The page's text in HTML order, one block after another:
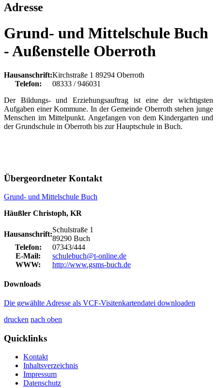
Adresse
Grund- und Mittelschule Buch
- Außenstelle Oberroth
Hausanschrift:Kirchstraße 1 89294 Oberroth
Telefon:
08333 / 946031
Der Bildungs- und Erziehungsauftrag ist eine der wichtigsten
Aufgaben einer Kommune. In der Gemeinde Oberroth stehen junge
Menschen im Mittelpunkt. Angefangen von dem Kindergarten und
der Grundschule in Oberroth bis zur Hauptschule in Buch.
Übergeordneter Kontakt
Grund- und Mittelschule Buch
Häußler Christoph, KR
Hausanschrift:
Schulstraße 1
89290 Buch
Telefon:
07343/444
E-Mail:
schulebuch@t-online.de
WWW:
http://www.gsms-buch.de
Downloads
Die gewählte Adresse als VCF-Visitenkartendatei downloaden
drucken nach oben
Quicklinks
Kontakt
Inhaltsverzeichnis
Impressum
Datenschutz